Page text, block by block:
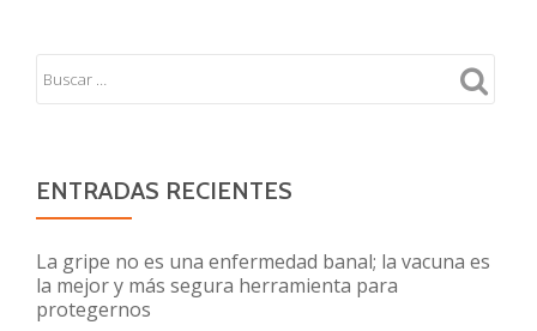
ENTRADAS RECIENTES
La gripe no es una enfermedad banal; la vacuna es
la mejor y más segura herramienta para
protegernos